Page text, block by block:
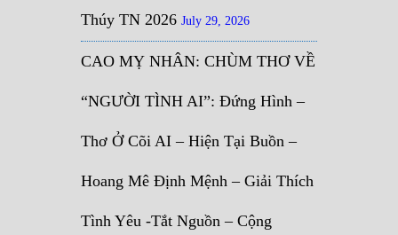
Thúy TN 2026 July 29, 2026
CAO MỴ NHÂN: CHÙM THƠ VỀ
“NGƯỜI TÌNH AI”: Đứng Hình –
Thơ Ở Cõi AI – Hiện Tại Buồn –
Hoang Mê Định Mệnh – Giải Thích
Tình Yêu -Tắt Nguồn – Cộng